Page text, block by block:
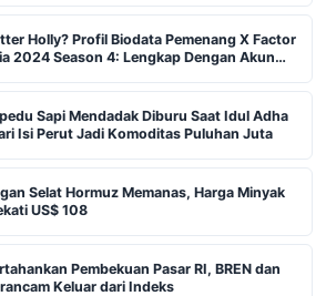
Holly? Profil Biodata Pemenang X Factor
2024 Season 4: Lengkap Dengan Akun
Sapi Mendadak Diburu Saat Idul Adha
Isi Perut Jadi Komoditas Puluhan Juta
Selat Hormuz Memanas, Harga Minyak
US$ 108
Pembekuan Pasar RI, BREN dan
Keluar dari Indeks